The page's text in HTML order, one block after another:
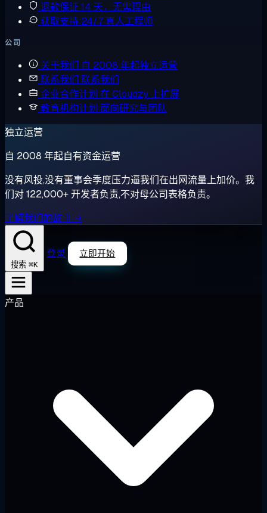
退款保证 14 天，无需理由
获取支持 24/7 真人工程师
公司
关于我们 自 2008 年起独立运营
联系我们 联系我们
企业合作计划 在 Cloudzy 上扩展
教育机构计划 面向研究与团队
独立运营
自 2008 年起自有资金运营
没有风投,没有董事会季度压力逼我们在出网流量上加价。我
们对 122,000+ 开发者负责,不对母公司表格负责。
了解我们的故事 →
搜索 ⌘K
登录 立即开始
产品